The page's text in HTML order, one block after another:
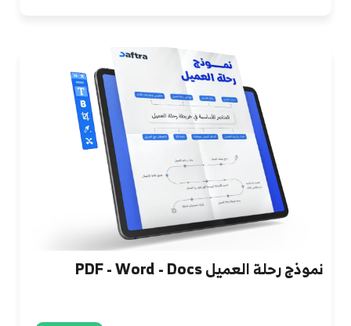
نموذج رحلة العميل PDF - Word - Docs